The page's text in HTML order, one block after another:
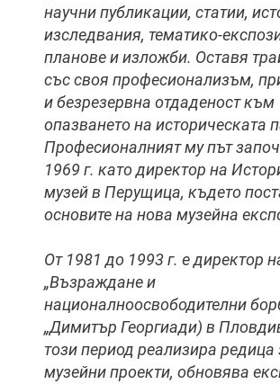
научни публикации, статии,
изследвания, тематико-
планове и изложби. Оставя
със своя професионализъм,
и безрезервна отдаденост към
опазването на историческата
Професионалният му път
1969 г. като директор на
музей в Перущица, където
основите на нова музейна
От 1981 до 1993 г. е директор
„Възраждане и
националноосвободителни
„Димитър Георгиади) в
този период реализира
музейни проекти, обновява